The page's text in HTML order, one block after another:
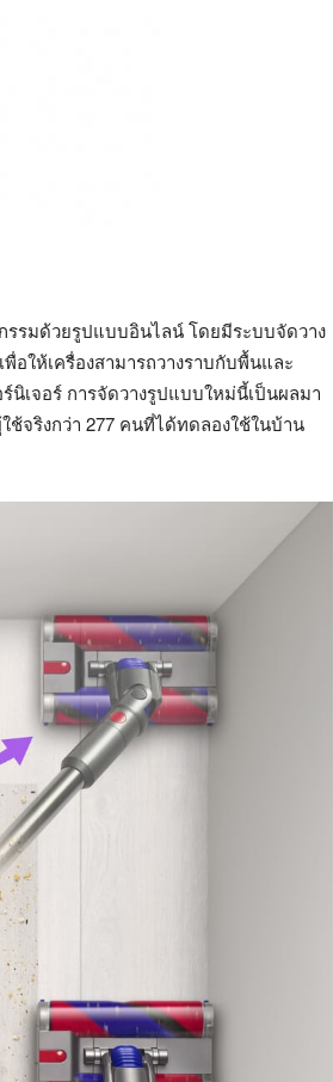
รรมด้วยรูปแบบอินไลน์ โดยมีระบบจัดวาง
อให้เครื่องสามารถวางราบกับพื้นและ
เจอร์ การจัดวางรูปแบบใหม่นี้เป็นผลมา
ช้จริงกว่า 277 คนที่ได้ทดลองใช้ในบ้าน